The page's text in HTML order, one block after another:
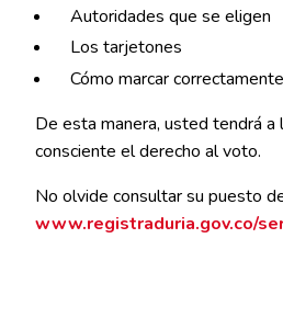
Autoridades que se eligen
Los tarjetones
Cómo marcar correctamente
De esta manera, usted tendrá a
consciente el derecho al voto.
No olvide consultar su puesto
www.registraduria.gov.co/